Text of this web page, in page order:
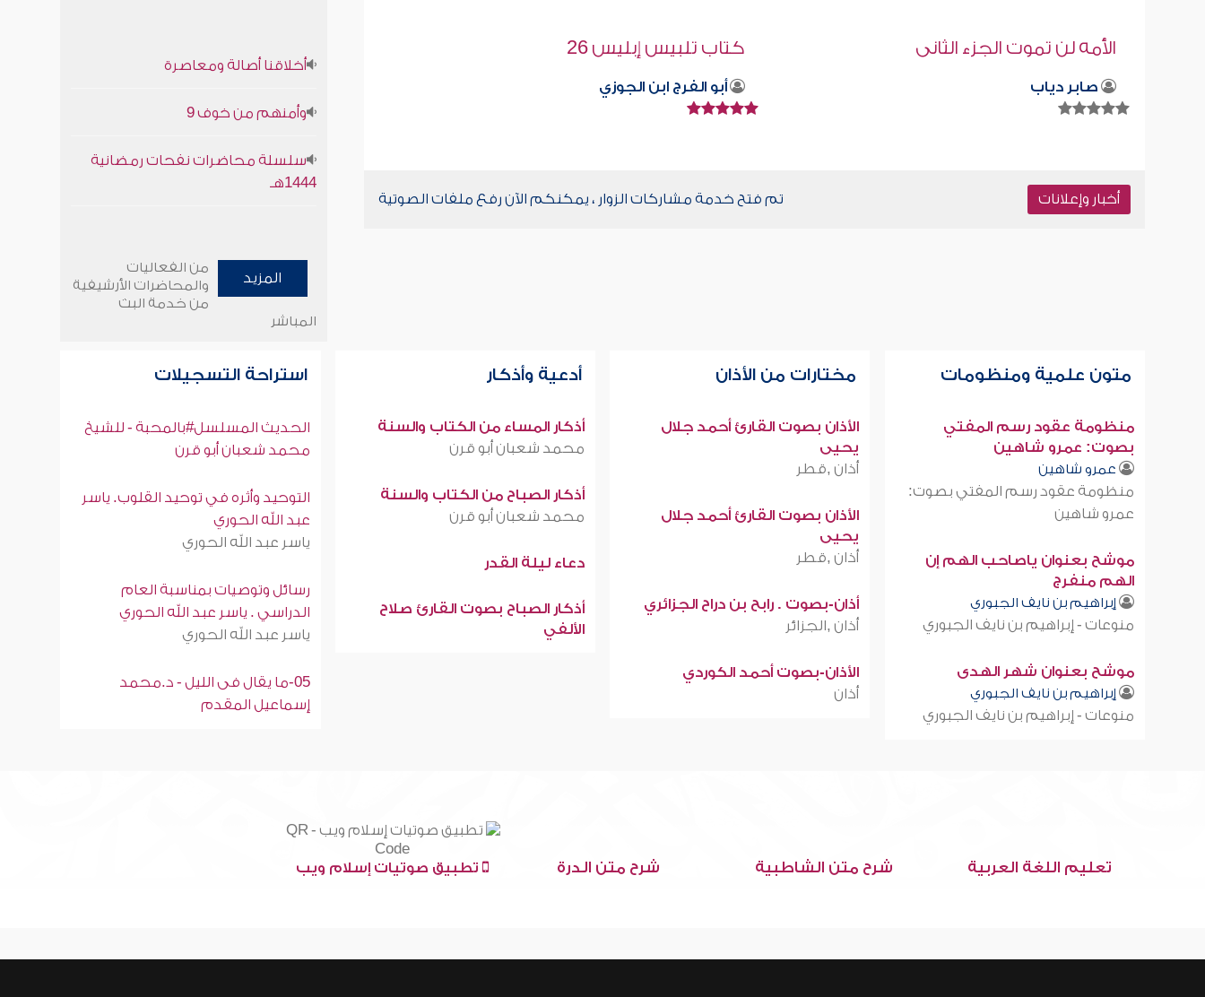
كتاب تلبيس إبليس 26
أبو الفرج ابن الجوزي
قراءة صوتية لكتاب استمتع بحياتك " كتاب
محمد العريفي
أخبار وإعلانات تم فتح خدمة مشاركات الزوار ، يمكنكم الآن رفع ملفات الصوتية
أخلاقنا أصالة ومعاصرة
وأمنهم من خوف 9
سلسلة محاضرات نفحات رمضانية
1444هـ
المزيد
من الفعاليات
والمحاضرات الأرشيفية
من خدمة البث
المباشر
متون علمية ومنظومات
منظومة عقود رسم المفتي
بصوت: عمرو شاهين
عمرو شاهين
منظومة عقود رسم المفتي بصوت:
عمرو شاهين
موشح بعنوان ياصاحب الهم إن
الهم منفرج
إبراهيم بن نايف الجبوري
منوعات - إبراهيم بن نايف الجبوري
موشح بعنوان شهر الهدى
إبراهيم بن نايف الجبوري
منوعات - إبراهيم بن نايف الجبوري
مختارات من الأذان
الأذان بصوت القارئ أحمد جلال
يحيى
أذان ,قطر
الأذان بصوت القارئ أحمد جلال
يحيى
أذان ,قطر
أذان-بصوت . رابح بن دراح الجزائري
أذان ,الجزائر
الأذان-بصوت أحمد الكوردي
أذان
أدعية وأذكار
أذكار المساء من الكتاب والسنة
محمد شعبان أبو قرن
أذكار الصباح من الكتاب والسنة
محمد شعبان أبو قرن
دعاء ليلة القدر
أذكار الصباح بصوت القارئ صلاح
الألفي
استراحة التسجيلات
الحديث المسلسل#بالمحبة - للشيخ
محمد شعبان أبو قرن
التوحيد وأثره في توحيد القلوب. ياسر
عبد الله الحوري
ياسر عبد الله الحوري
رسائل وتوصيات بمناسبة العام
الدراسي . ياسر عبد الله الحوري
ياسر عبد الله الحوري
05-ما يقال فى الليل - د.محمد
إسماعيل المقدم
تعليم اللغة العربية شرح متن الشاطبية شرح متن الدرة تطبيق صوتيات إسلام ويب